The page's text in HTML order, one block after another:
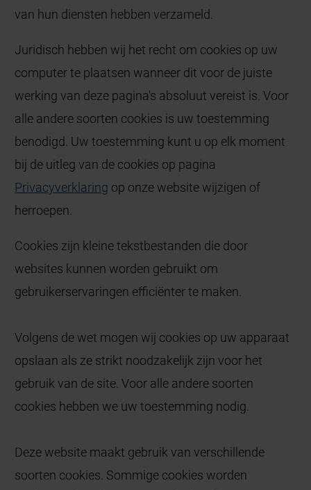
van hun diensten hebben verzameld.
Juridisch hebben wij het recht om cookies op uw
computer te plaatsen wanneer dit voor de juiste
werking van deze pagina's absoluut vereist is. Voor
alle andere soorten cookies is uw toestemming
benodigd. Uw toestemming kunt u op elk moment
bij de uitleg van de cookies op pagina
Privacyverklaring op onze website wijzigen of
herroepen.
Cookies zijn kleine tekstbestanden die door
websites kunnen worden gebruikt om
gebruikerservaringen efficiënter te maken.
Volgens de wet mogen wij cookies op uw apparaat
opslaan als ze strikt noodzakelijk zijn voor het
gebruik van de site. Voor alle andere soorten
cookies hebben we uw toestemming nodig.
Deze website maakt gebruik van verschillende
soorten cookies. Sommige cookies worden